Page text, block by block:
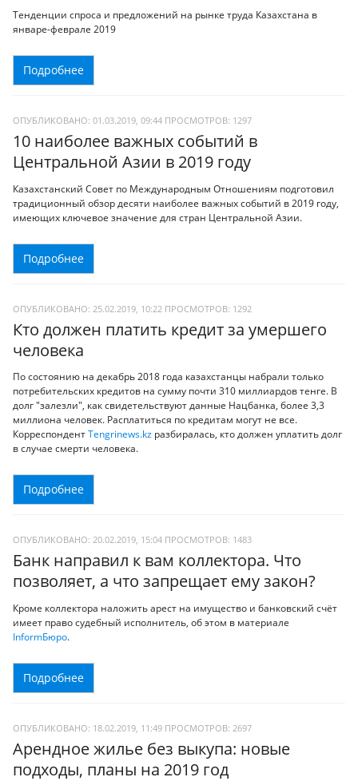
Тенденции спроса и предложений на рынке труда Казахстана в
январе-феврале 2019
Подробнее
ОПУБЛИКОВАНО: 01.03.2019, 09:44 ПРОСМОТРОВ: 1297
10 наиболее важных событий в
Центральной Азии в 2019 году
Казахстанский Совет по Международным Отношениям подготовил
традиционный обзор десяти наиболее важных событий в 2019 году,
имеющих ключевое значение для стран Центральной Азии.
Подробнее
ОПУБЛИКОВАНО: 25.02.2019, 10:22 ПРОСМОТРОВ: 1292
Кто должен платить кредит за умершего
человека
По состоянию на декабрь 2018 года казахстанцы набрали только
потребительских кредитов на сумму почти 310 миллиардов тенге. В
долг "залезли", как свидетельствуют данные Нацбанка, более 3,3
миллиона человек. Расплатиться по кредитам могут не все.
КорреспондентTengrinews.kz разбиралась, кто должен уплатить долг
в случае смерти человека.
Подробнее
ОПУБЛИКОВАНО: 20.02.2019, 15:04 ПРОСМОТРОВ: 1483
Банк направил к вам коллектора. Что
позволяет, а что запрещает ему закон?
Кроме коллектора наложить арест на имущество и банковский счёт
имеет право судебный исполнитель, об этом в материале
InformБюро.
Подробнее
ОПУБЛИКОВАНО: 18.02.2019, 11:49 ПРОСМОТРОВ: 2697
Арендное жилье без выкупа: новые
подходы, планы на 2019 год